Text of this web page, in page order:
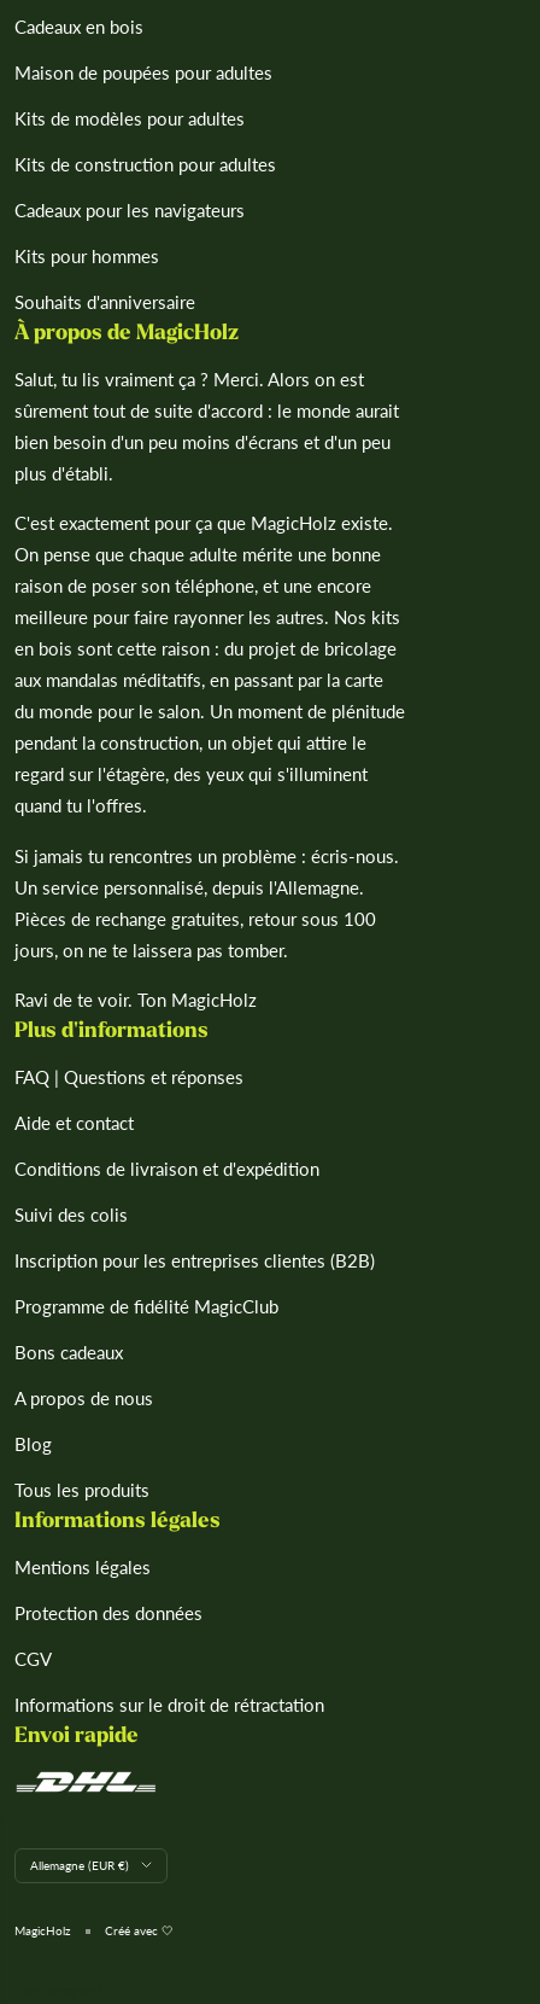
Cadeaux en bois
Maison de poupées pour adultes
Kits de modèles pour adultes
Kits de construction pour adultes
Cadeaux pour les navigateurs
Kits pour hommes
Souhaits d'anniversaire
À propos de MagicHolz
Salut, tu lis vraiment ça ? Merci. Alors on est
sûrement tout de suite d'accord : le monde aurait
bien besoin d'un peu moins d'écrans et d'un peu
plus d'établi.
C'est exactement pour ça que MagicHolz existe.
On pense que chaque adulte mérite une bonne
raison de poser son téléphone, et une encore
meilleure pour faire rayonner les autres. Nos kits
en bois sont cette raison : du projet de bricolage
aux mandalas méditatifs, en passant par la carte
du monde pour le salon. Un moment de plénitude
pendant la construction, un objet qui attire le
regard sur l'étagère, des yeux qui s'illuminent
quand tu l'offres.
Si jamais tu rencontres un problème : écris-nous.
Un service personnalisé, depuis l'Allemagne.
Pièces de rechange gratuites, retour sous 100
jours, on ne te laissera pas tomber.
Ravi de te voir. Ton MagicHolz
Plus d'informations
FAQ | Questions et réponses
Aide et contact
Conditions de livraison et d'expédition
Suivi des colis
Inscription pour les entreprises clientes (B2B)
Programme de fidélité MagicClub
Bons cadeaux
A propos de nous
Blog
Tous les produits
Informations légales
Mentions légales
Protection des données
CGV
Informations sur le droit de rétractation
Envoi rapide
L
a
Allemagne (EUR €)
MagicHolz Créé avec 🤍